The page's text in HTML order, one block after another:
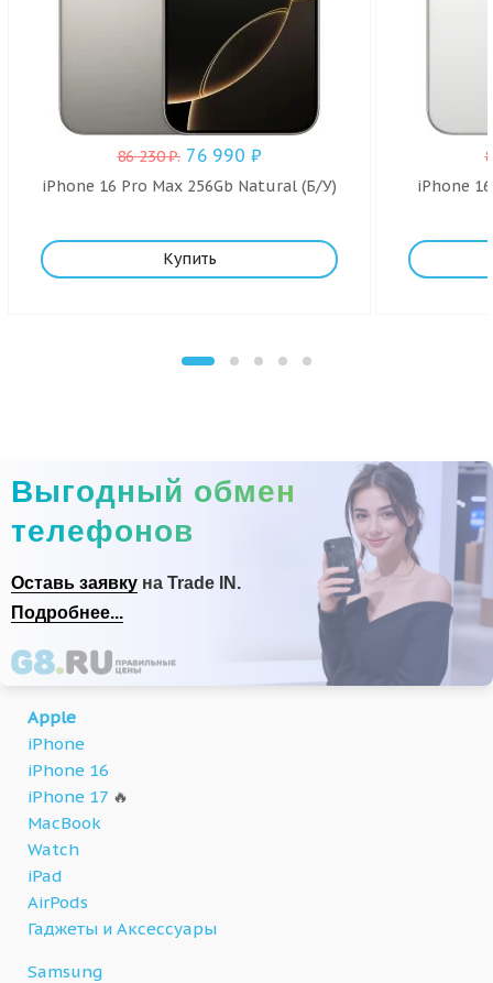
86 230₽. 76 990 ₽
iPhone 16 Pro Max 256Gb Natural (Б/У)
Купить
iPhone
Выгодный обмен
телефонов
Оставь заявку на Trade IN.
Подробнее...
Apple
iPhone
iPhone 16
iPhone 17 🔥
MacBook
Watch
iPad
AirPods
Гаджеты и Аксессуары
Samsung